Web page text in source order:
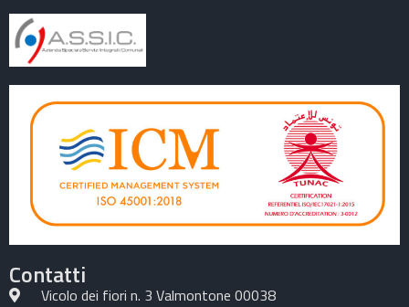
Contatti
Vicolo dei fiori n. 3 Valmontone 00038